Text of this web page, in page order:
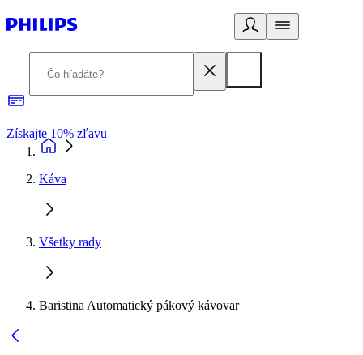
Získajte 10% zľavu
Káva
Všetky rady
Baristina Automatický pákový kávovar